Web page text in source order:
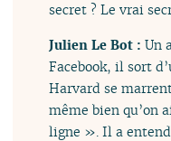
secret ? Le vrai
Julien Le Bot :Un
Facebook, il sort
Harvard se
même bien qu’on
ligne ». Il a